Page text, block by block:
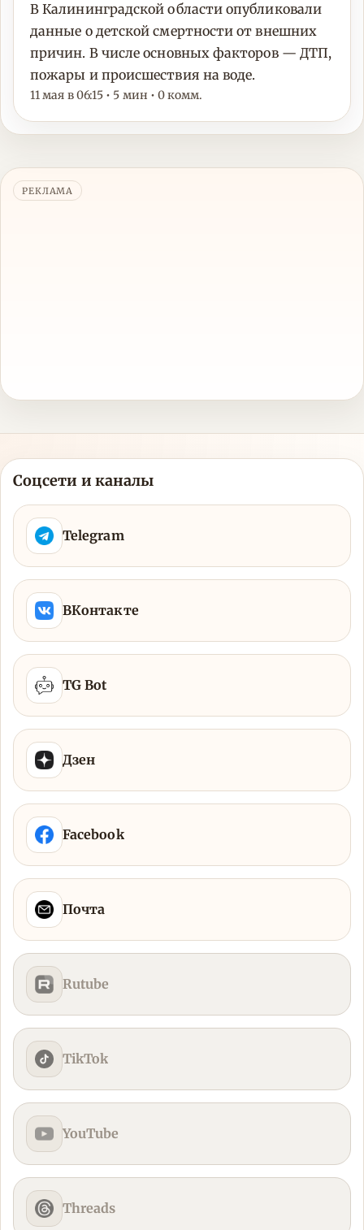
В Калининградской области опубликовали
данные о детской смертности от внешних
причин. В числе основных факторов — ДТП,
пожары и происшествия на воде.
11 мая в 06:15 • 5 мин • 0 комм.
РЕКЛАМА
Соцсети и каналы
Telegram
ВКонтакте
TG Bot
Дзен
Facebook
Почта
Rutube
TikTok
YouTube
Threads